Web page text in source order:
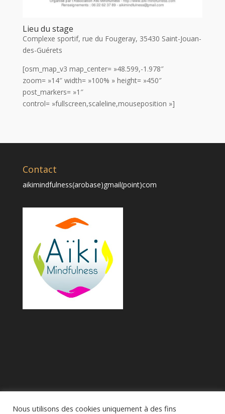
Lieu du stage
Complexe sportif, rue du Fougeray, 35430 Saint-Jouan-
des-Guérets
[osm_map_v3 map_center= »48.599,-1.978″
zoom= »14″ width= »100% » height= »450″
post_markers= »1″
control= »fullscreen,scaleline,mouseposition »]
Contact
aikimindfulness(arobase)gmail(point)com
Nous utilisons des cookies uniquement à des fins